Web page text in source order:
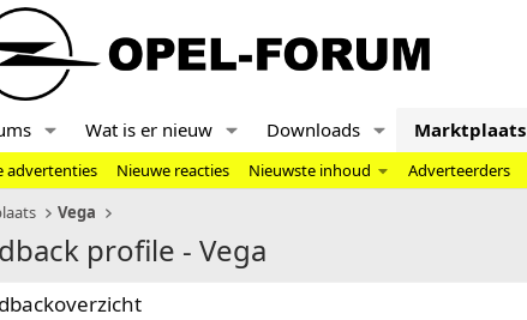
Wat is er nieuw Downloads Marktplaats
advertenties Nieuwe reacties Nieuwste inhoud Adverteerders
Vega
profile - Vega